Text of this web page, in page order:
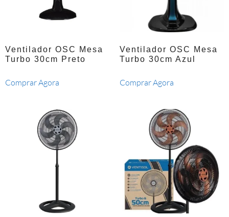
Ventilador OSC Mesa
Turbo 30cm Preto
Comprar Agora
Ventilador OSC Mesa
Turbo 30cm Azul
Comprar Agora